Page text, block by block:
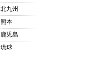
北九州
熊本
鹿児島
琉球